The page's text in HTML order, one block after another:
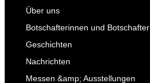
Über uns
Botschafterinnen und Botschafter
Geschichten
Nachrichten
Messen &amp; Ausstellungen